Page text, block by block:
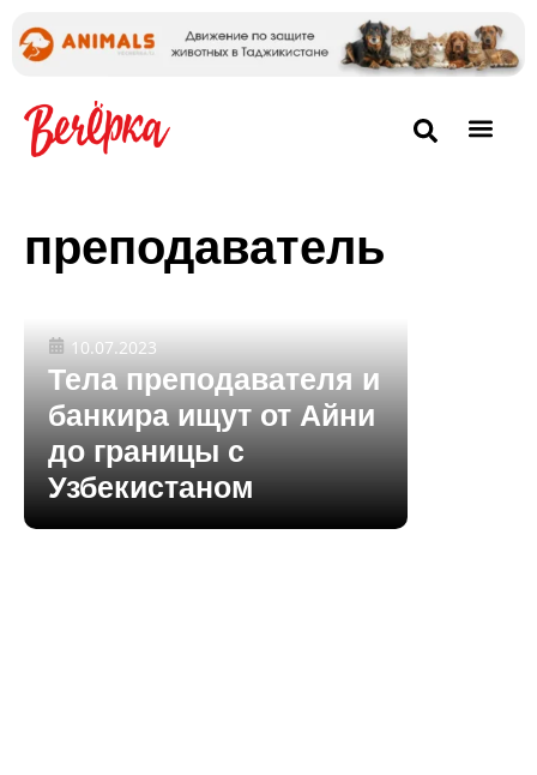
преподаватель
10.07.2023
Тела преподавателя и
банкира ищут от Айни
до границы с
Узбекистаном